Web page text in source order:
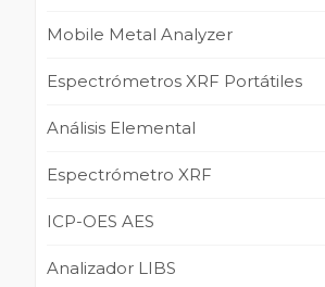
Mobile Metal Analyzer
Espectrómetros XRF Portátiles
Análisis Elemental
Espectrómetro XRF
ICP-OES AES
Analizador LIBS